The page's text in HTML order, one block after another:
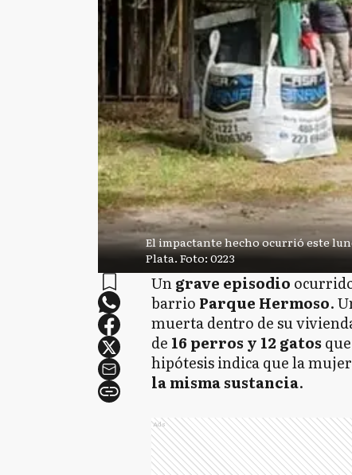
El impactante hecho ocurrió este
Plata. Foto: 0223
Ungrave episodio
barrio Parque Hermoso.
muerta dentro de su
de 16 perros y 12 gatos
hipótesis indica que la
la misma sustancia.
Ads